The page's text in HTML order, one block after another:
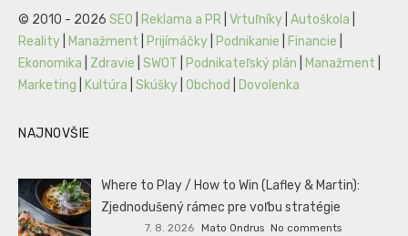
© 2010 - 2026 SEO Reklama a PR Vrtuľníky Autoškola
Reality
Manažment Prijímáčky Podnikanie Financie
Ekonomika
Zdravie SWOT Podnikateľský plán Manažment
Marketing
Kultúra Skúšky Obchod Dovolenka
NAJNOVŠIE
Where to Play / How to Win (Lafley & Martin):
Zjednodušený rámec pre voľbu stratégie
7. 8. 2026 Mato Ondrus No comments